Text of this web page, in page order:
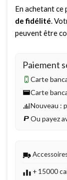
En achetant
de fidélité.
peuvent être
Paiement
Carte
Carte
Nouveau :
Ou payez
+ 15000